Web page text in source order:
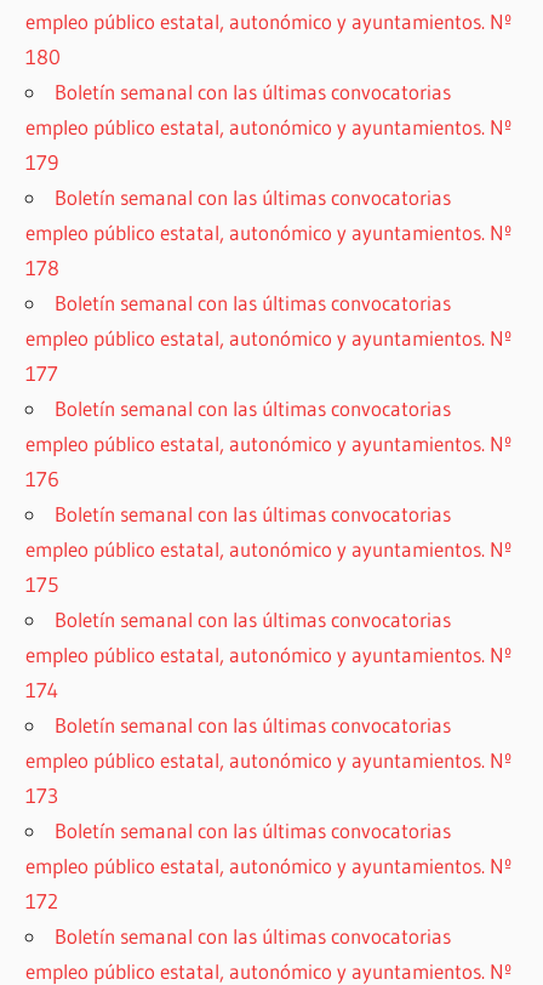
empleo público estatal, autonómico y ayuntamientos. Nº
180
Boletín semanal con las últimas convocatorias
empleo público estatal, autonómico y ayuntamientos. Nº
179
Boletín semanal con las últimas convocatorias
empleo público estatal, autonómico y ayuntamientos. Nº
178
Boletín semanal con las últimas convocatorias
empleo público estatal, autonómico y ayuntamientos. Nº
177
Boletín semanal con las últimas convocatorias
empleo público estatal, autonómico y ayuntamientos. Nº
176
Boletín semanal con las últimas convocatorias
empleo público estatal, autonómico y ayuntamientos. Nº
175
Boletín semanal con las últimas convocatorias
empleo público estatal, autonómico y ayuntamientos. Nº
174
Boletín semanal con las últimas convocatorias
empleo público estatal, autonómico y ayuntamientos. Nº
173
Boletín semanal con las últimas convocatorias
empleo público estatal, autonómico y ayuntamientos. Nº
172
Boletín semanal con las últimas convocatorias
empleo público estatal, autonómico y ayuntamientos. Nº